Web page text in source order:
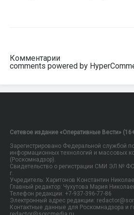
Комментарии
comments powered by
Сетевое издание «Оперативные Вести»
Зарегистрировано Федеральной службой
информационных технологий и массовых
(Роскомнадзор).
Свидетельство о регистрации СМИ ЭЛ №
г.
Учредитель: Харитонов Константин
Главный редактор: Чухутова Мария
Телефон редакции: +7-937-396-77-86
Электронный адрес редакции:
Контактные данные для Роскомнадзора и